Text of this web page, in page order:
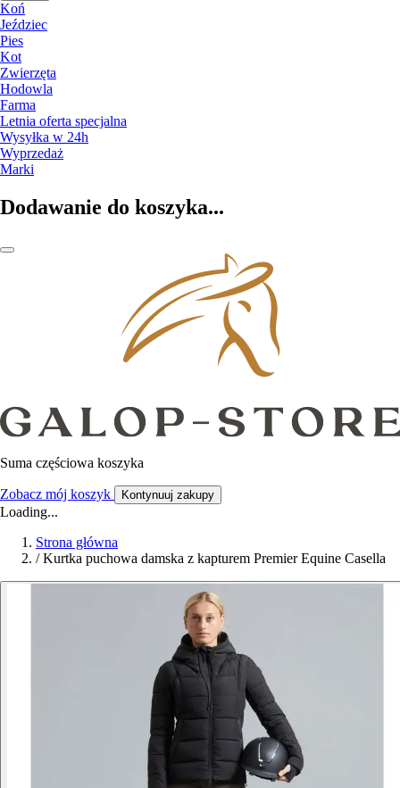
Koń
Jeździec
Pies
Kot
Zwierzęta
Hodowla
Farma
Letnia oferta specjalna
Wysyłka w 24h
Wyprzedaż
Marki
Dodawanie do koszyka...
Suma częściowa koszyka
Zobacz mój koszyk Kontynuuj zakupy
Loading...
Strona główna
/ Kurtka puchowa damska z kapturem Premier Equine Casella